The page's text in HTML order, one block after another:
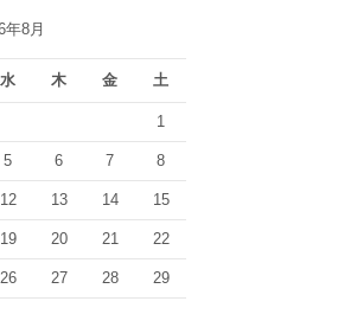
年8月
水 木 金 土
1
5 6 7 8
12 13 14 15
19 20 21 22
26 27 28 29